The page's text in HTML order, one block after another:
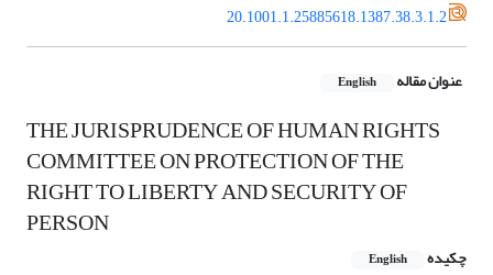
20.1001.1.25885618.1387.38.3.1.2
عنوان مقاله English
THE JURISPRUDENCE OF HUMAN RIGHTS
COMMITTEE ON PROTECTION OF THE
RIGHT TO LIBERTY AND SECURITY OF
PERSON
چکیده English